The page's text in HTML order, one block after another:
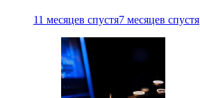
11 месяцев спустя7 месяцев спустя